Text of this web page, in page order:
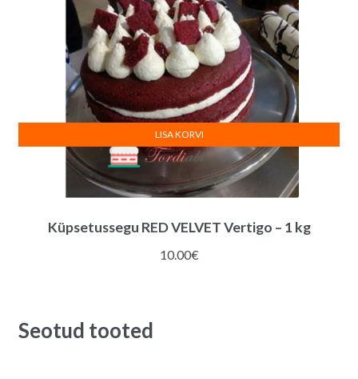
Küpsetussegu RED VELVET Vertigo – 1 kg
10.00€
LISA KORVI
Seotud tooted